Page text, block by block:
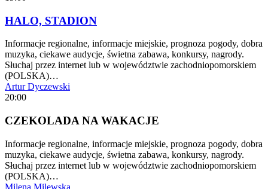
HALO, STADION
Informacje regionalne, informacje miejskie, prognoza pogody, dobra
muzyka, ciekawe audycje, świetna zabawa, konkursy, nagrody.
Słuchaj przez internet lub w województwie zachodniopomorskiem
(POLSKA)…
Artur Dyczewski
20:00
CZEKOLADA NA WAKACJE
Informacje regionalne, informacje miejskie, prognoza pogody, dobra
muzyka, ciekawe audycje, świetna zabawa, konkursy, nagrody.
Słuchaj przez internet lub w województwie zachodniopomorskiem
(POLSKA)…
Milena Milewska